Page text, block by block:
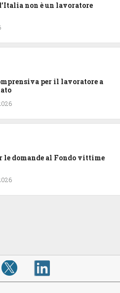
non è un lavoratore
per il lavoratore a
le domande al Fondo vittime